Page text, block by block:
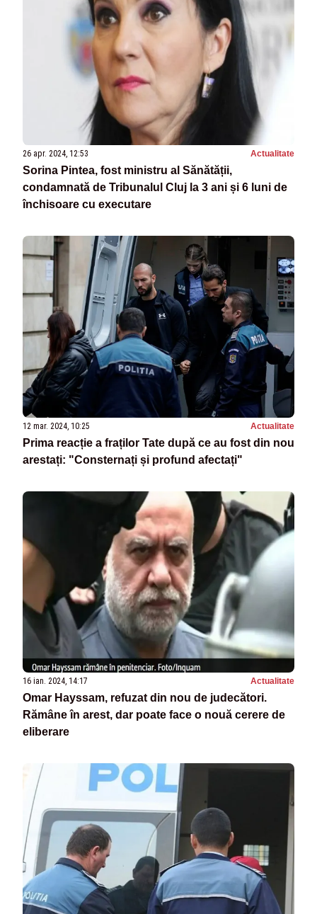
26 apr. 2024, 12:53 Actualitate
Sorina Pintea, fost ministru al Sănătății,
condamnată de Tribunalul Cluj la 3 ani și 6 luni de
închisoare cu executare
12 mar. 2024, 10:25 Actualitate
Prima reacție a fraților Tate după ce au fost din nou
arestați: "Consternați și profund afectați"
16 ian. 2024, 14:17 Actualitate
Omar Hayssam, refuzat din nou de judecători.
Rămâne în arest, dar poate face o nouă cerere de
eliberare